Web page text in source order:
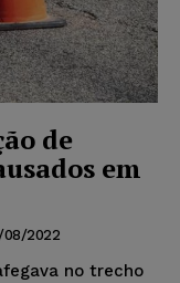
de
em
08/2022
no trecho